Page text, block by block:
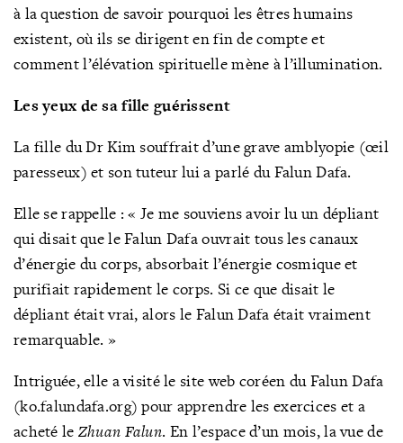
à la question de savoir pourquoi les êtres humains
existent, où ils se dirigent en fin de compte et
comment l’élévation spirituelle mène à l’illumination.
Les yeux de sa fille guérissent
La fille du Dr Kim souffrait d’une grave amblyopie (œil
paresseux) et son tuteur lui a parlé du Falun Dafa.
Elle se rappelle : « Je me souviens avoir lu un dépliant
qui disait que le Falun Dafa ouvrait tous les canaux
d’énergie du corps, absorbait l’énergie cosmique et
purifiait rapidement le corps. Si ce que disait le
dépliant était vrai, alors le Falun Dafa était vraiment
remarquable. »
Intriguée, elle a visité le site web coréen du Falun Dafa
(ko.falundafa.org) pour apprendre les exercices et a
acheté le Zhuan Falun. En l’espace d’un mois, la vue de